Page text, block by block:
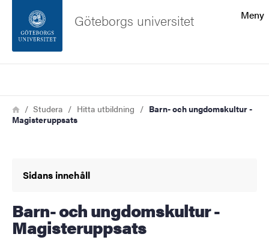
Sidfoten
Om webbplatsen
Meny
Göteborgs universitet
Länkstig
HemStudera Hitta utbildning
Barn- och ungdomskultur -
Magisteruppsats
Sidans innehåll
Barn- och ungdomskultur -
Magisteruppsats